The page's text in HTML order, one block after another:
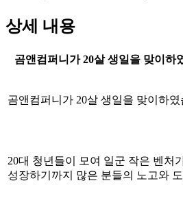
상세 내용
곰앤컴퍼니가 20살 생일을 맞이하
곰앤컴퍼니가 20살 생일을 맞이하였
20대 ​청년들이 모여 일군 작은 벤처
성장하기까지 ​많은 분들의 노고와